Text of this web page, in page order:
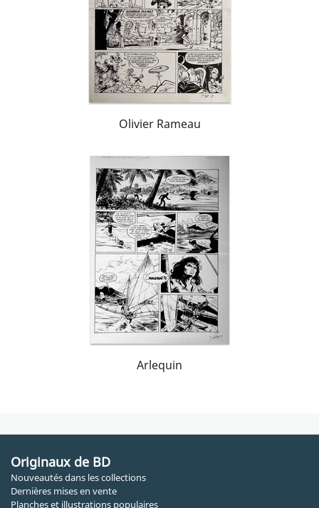
Olivier Rameau
Arlequin
Originaux de BD
Nouveautés dans les collections
Dernières mises en vente
Planches et illustrations populaires